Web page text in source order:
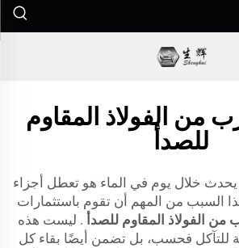
من الفولاذ المقاوم
للصدأ
خلال يوم في الماء هو تعطل أجزاء
السبب من المهم أن تقوم باستثمارات
من الفولاذ المقاوم للصدأ . ليست هذه
للتآكل فحسب، بل تضمن أيضًا بقاء كل